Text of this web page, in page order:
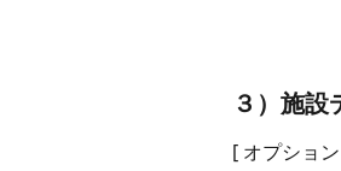
３）施設
[ オプショ